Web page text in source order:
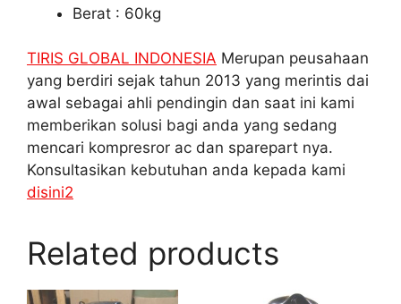
Berat : 60kg
TIRIS GLOBAL INDONESIA Merupan peusahaan
yang berdiri sejak tahun 2013 yang merintis dai
awal sebagai ahli pendingin dan saat ini kami
memberikan solusi bagi anda yang sedang
mencari kompresror ac dan sparepart nya.
Konsultasikan kebutuhan anda kepada kami
disini2
Related products